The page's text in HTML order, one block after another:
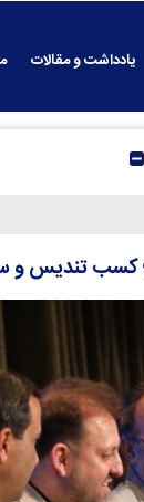
یادداشت و مقالات
کسب تندیس و